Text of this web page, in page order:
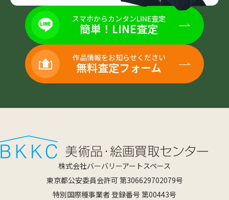
スマホからカンタンLINE査定
簡単！LINE査定
作品情報をお知らせください
無料査定フォーム
株式会社バーバリーアートスペース
東京都公安委員会許可 第306629702079号
特別国際種事業者 登録番号 第00443号